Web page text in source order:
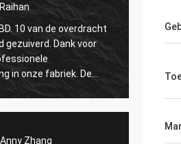
Raihan
10 van de overdracht
gezuiverd. Dank voor
in onze fabriek. De
goed en denkt aan
te
deelt
maken.
Anny Zhang